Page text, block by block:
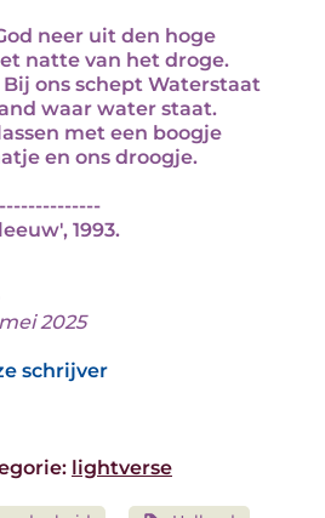
neer uit den hoge
natte van het droge.
ons schept Waterstaat
waar water staat.
met een boogje
en ons droogje.
1993.
2025
schrijver
lightverse